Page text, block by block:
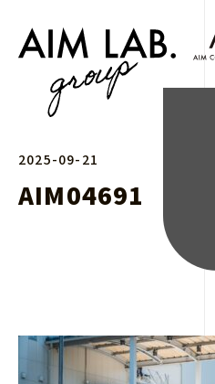
2025-09-21
AIM04691